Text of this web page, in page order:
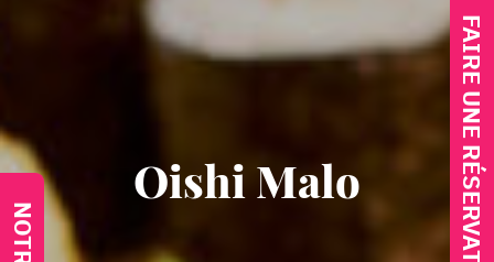
Oishi Malo FAIRE UNE RÉSERVATION